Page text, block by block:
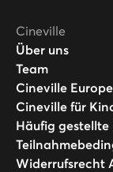
Cineville
Über uns
Team
Cineville Europe
Cineville für
Häufig gestellte
Widerrufsrecht